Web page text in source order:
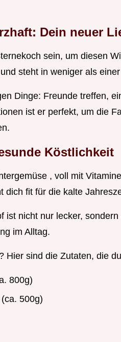
Dein neuer
sein, um diesen
steht in weniger als
Dinge: Freunde treffen,
ist er perfekt, um die
Köstlichkeit
, voll mit
dich fit für die kalte
ist nicht nur lecker,
im Alltag.
Hier sind die Zutaten, die
800g)
500g)